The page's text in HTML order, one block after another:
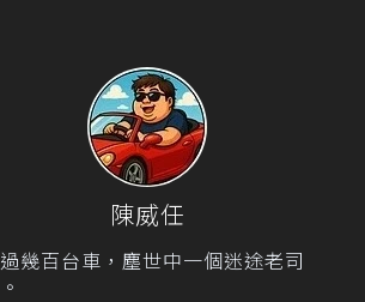
陳威任
幾百台車，塵世中一個迷途老司